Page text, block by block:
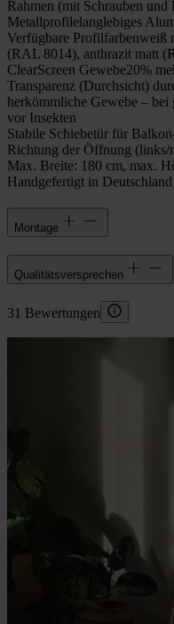
Rahmen (mit Schrauben und
Metallprofilelanglebiges
Verfügbare Profilfarbenweiß
(RAL 8014), anthrazit matt
ClearScreen Gewebe20%
Transparenz (Durchsicht)
herkömmliche Gewebe –
vor Insekten
Stabile Schiebetür für
Richtung der Öffnung (links/
Max. Breite: 180 cm, max.
Handgefertigt in Deutschland
Montage
Qualitätsversprechen
31 Bewertungen